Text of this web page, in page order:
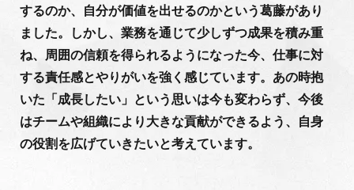
するのか、自分が価値を出せるのかという葛藤があり
ました。しかし、業務を通じて少しずつ成果を積み重
ね、周囲の信頼を得られるようになった今、仕事に対
する責任感とやりがいを強く感じています。あの時抱
いた「成長したい」という思いは今も変わらず、今後
はチームや組織により大きな貢献ができるよう、自身
の役割を広げていきたいと考えています。